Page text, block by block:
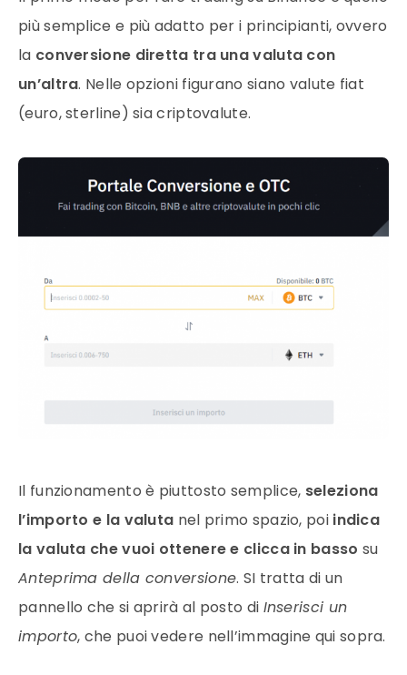
più semplice e più adatto per i principianti, ovvero
la conversione diretta tra una valuta con
un’altra. Nelle opzioni figurano siano valute fiat
(euro, sterline) sia criptovalute.
Il funzionamento è piuttosto semplice, seleziona
l’importo e la valuta nel primo spazio, poi indica
la valuta che vuoi ottenere e clicca in basso su
Anteprima della conversione. SI tratta di un
pannello che si aprirà al posto di Inserisci un
importo, che puoi vedere nell’immagine qui sopra.